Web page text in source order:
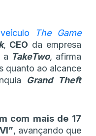
The Game
, CEO da empresa
a TakeTwo, afirma
quanto ao alcance
Grand Theft
com mais de 17
, avançando que